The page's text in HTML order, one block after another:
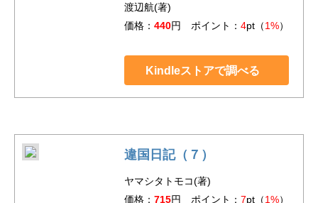
渡辺航(著)
価格： 440円 ポイント： 4pt（1%）
Kindleストアで調べる
違国日記（７）
ヤマシタトモコ(著)
価格： 715円 ポイント： 7pt（1%）